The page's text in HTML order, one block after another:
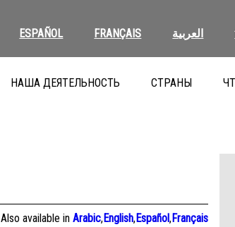
ESPAÑOL FRANÇAIS العربية
НАША ДЕЯТЕЛЬНОСТЬ СТРАНЫ
Also available inArabic,English,Español,Français